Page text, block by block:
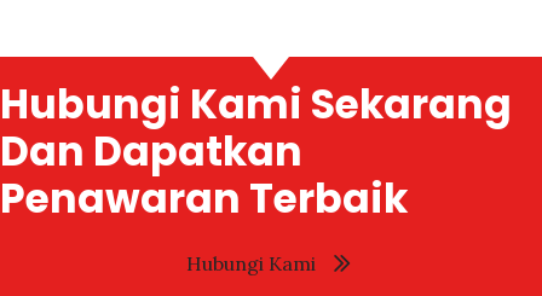
Hubungi Kami Sekarang
Dan Dapatkan
Penawaran Terbaik
Hubungi Kami